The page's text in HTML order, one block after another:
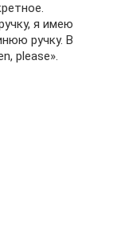
я имею
ручку. В
please».